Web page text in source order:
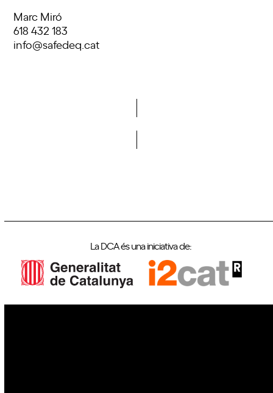
Marc Miró
618 432 183
info@safedeq.cat
La DCA és una iniciativa de: